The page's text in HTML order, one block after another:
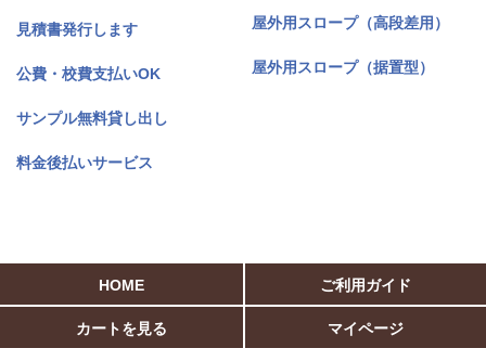
見積書発行します
公費・校費支払いOK
サンプル無料貸し出し
料金後払いサービス
屋外用スロープ（高段差用）
屋外用スロープ（据置型）
HOME ご利用ガイド
カートを見る マイページ